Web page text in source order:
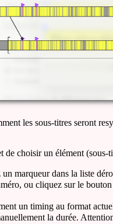
les sous-titres seront
de choisir un élément
un marqueur dans la liste
ou cliquez sur le
un timing au format
la durée.